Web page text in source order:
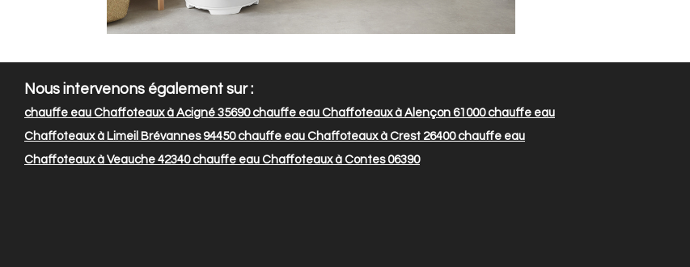
Nous intervenons également sur :
chauffe eau Chaffoteaux à Acigné 35690chauffe eau Chaffoteaux à Alençon 61000chauffe eau
Chaffoteaux à Limeil Brévannes 94450chauffe eau Chaffoteaux à Crest 26400chauffe eau
Chaffoteaux à Veauche 42340chauffe eau Chaffoteaux à Contes 06390